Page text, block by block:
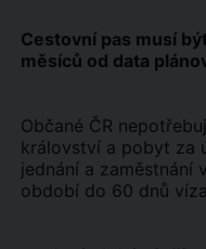
Cestovní pas musí
měsíců od data
Občané ČR
království a pobyt za
jednání a zaměstnání
období do 60 dnů